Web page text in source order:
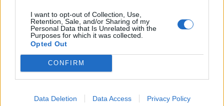
I want to opt-out of Collection, Use,
Retention, Sale, and/or Sharing of my
Personal Data that Is Unrelated with the
Purposes for which it was collected.
Opted Out
CONFIRM
Data Deletion Data Access Privacy Policy
Η κουβέντα για το Διάστημα είναι πάντα ανοιχτή κι ας
μονοπωλεί σήμερα ο πόλεμος. Ας δούμε μία ενδιαφέρουσα
προσέγγιση.